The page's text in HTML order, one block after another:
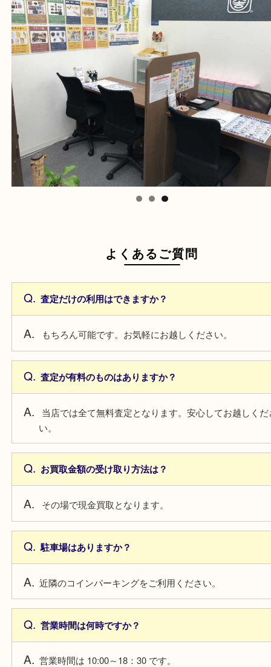
店内写真
査定だけの利用はできますか？
もちろん可能です。お気軽にお越しください。
査定が有料のものはありますか？
い。
お買取金額の受け取り方法は？
駐車場はありますか？